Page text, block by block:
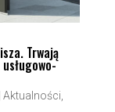
Trwają
Aktualności